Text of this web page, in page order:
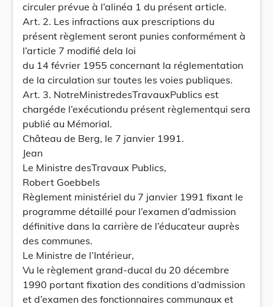
circuler prévue à l’alinéa 1 du présent article.
Art. 2. Les infractions aux prescriptions du
présent règlement seront punies conformément à
l’article 7 modifié dela loi
du 14 février 1955 concernant la réglementation
de la circulation sur toutes les voies publiques.
Art. 3. NotreMinistredesTravauxPublics est
chargéde l’exécutiondu présent règlementqui sera
publié au Mémorial.
Château de Berg, le 7 janvier 1991.
Jean
Le Ministre desTravaux Publics,
Robert Goebbels
Règlement ministériel du 7 janvier 1991 fixant le
programme détaillé pour l’examen d’admission
définitive dans la carrière de l’éducateur auprès
des communes.
Le Ministre de l’Intérieur,
Vu le règlement grand-ducal du 20 décembre
1990 portant fixation des conditions d’admission
et d’examen des fonctionnaires communaux et